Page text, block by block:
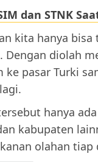
dan STNK
kita hanya
diolah
pasar Turki
hanya
kabupaten
olahan tiap